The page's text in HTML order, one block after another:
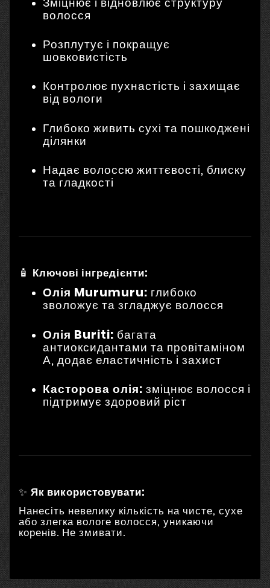
волосся
Розплутує і покращує
шовковистість
Контролює пухнастість і захищає
від вологи
Глибоко живить сухі та пошкоджені
ділянки
Надає волоссю життєвості, блиску
та гладкості
🧴 Ключові інгредієнти:
Олія Murumuru: глибоко
зволожує та згладжує волосся
Олія Buriti: багата
антиоксидантами та провітаміном
А, додає еластичність і захист
Касторова олія: зміцнює волосся і
підтримує здоровий ріст
✨ Як використовувати:
Нанесіть невелику кількість на чисте, сухе
або злегка вологе волосся, уникаючи
коренів. Не змивати.